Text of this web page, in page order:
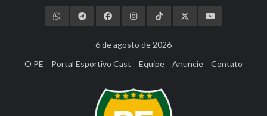
6 de agosto de 2026
O PE
Portal Esportivo Cast Equipe Anuncie Contato